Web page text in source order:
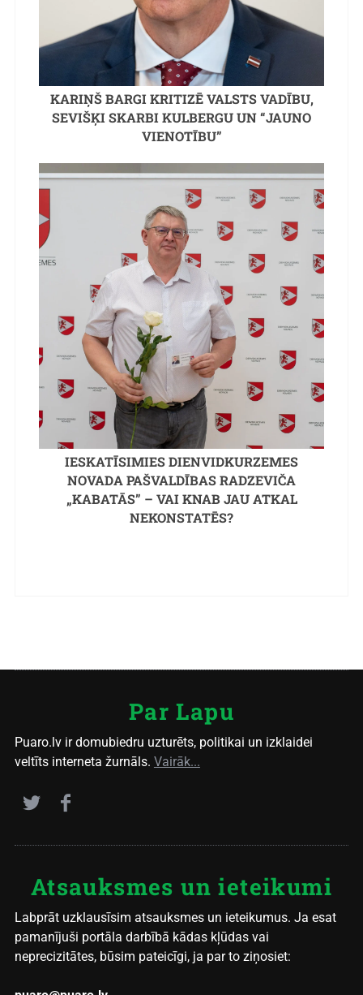
KARIŅŠ BARGI KRITIZĒ VALSTS VADĪBU,
SEVIŠĶI SKARBI KULBERGU UN “JAUNO
VIENOTĪBU”
IESKATĪSIMIES DIENVIDKURZEMES
NOVADA PAŠVALDĪBAS RADZEVIČA
„KABATĀS” – VAI KNAB JAU ATKAL
NEKONSTATĒS?
Par Lapu
Puaro.lv ir domubiedru uzturēts, politikai un izklaidei
veltīts interneta žurnāls. Vairāk...
Atsauksmes un ieteikumi
Labprāt uzklausīsim atsauksmes un ieteikumus. Ja esat
pamanījuši portāla darbībā kādas kļūdas vai
neprecizitātes, būsim pateicīgi, ja par to ziņosiet: